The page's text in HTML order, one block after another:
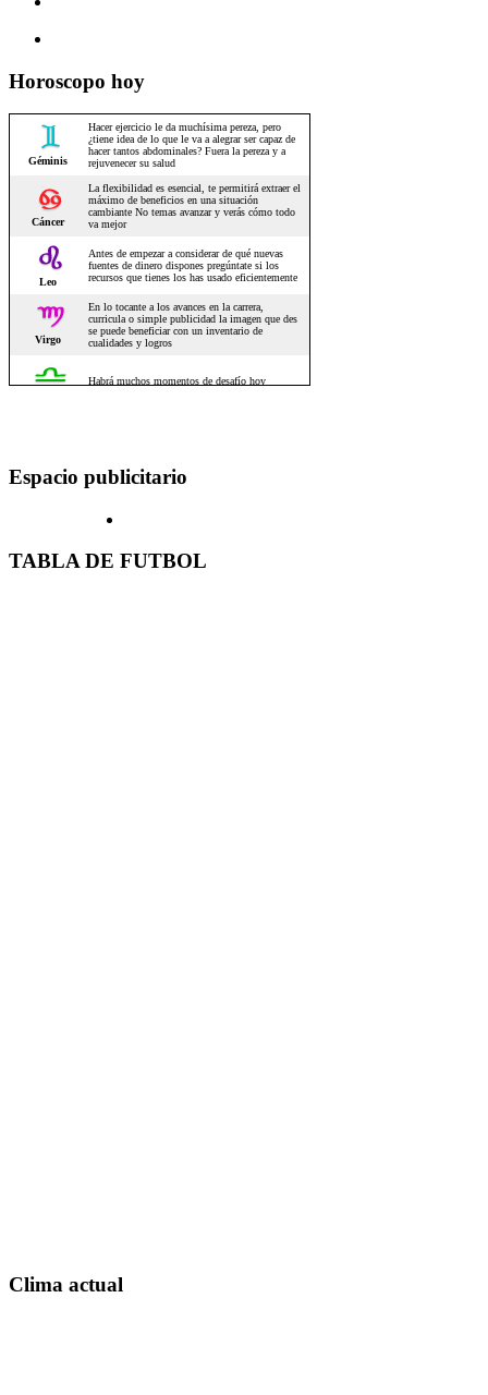
Horoscopo hoy
Espacio publicitario
TABLA DE FUTBOL
Clima actual